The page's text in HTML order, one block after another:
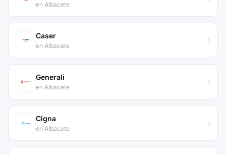
en Albacete
Caser
en Albacete
Generali
en Albacete
Cigna
en Albacete